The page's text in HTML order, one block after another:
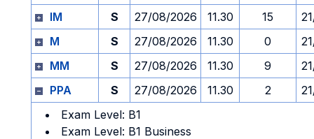
IM
S 27/08/2026 11.30 15
M
S 27/08/2026 11.30 0
MM
S 27/08/2026 11.30 9
PPA
S 27/08/2026 11.30 2
Exam Level: B1
Exam Level: B1 Business